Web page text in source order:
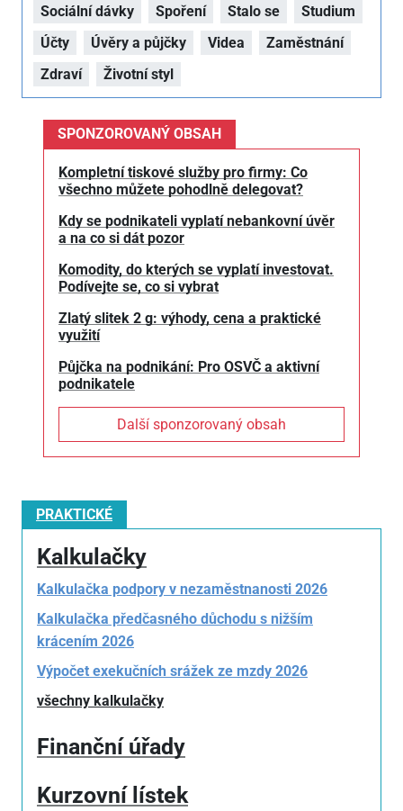
Sociální dávky Spoření Stalo se
Studium
Účty
Úvěry a půjčky Videa
Zaměstnání
Zdraví
Životní styl
SPONZOROVANÝ OBSAH
Kompletní tiskové služby pro firmy: Co
všechno můžete pohodlně delegovat?
Kdy se podnikateli vyplatí nebankovní úvěr
a na co si dát pozor
Komodity, do kterých se vyplatí investovat.
Podívejte se, co si vybrat
Zlatý slitek 2 g: výhody, cena a praktické
využití
Půjčka na podnikání: Pro OSVČ a aktivní
podnikatele
Další sponzorovaný obsah
PRAKTICKÉ
Kalkulačky
Kalkulačka podpory v nezaměstnanosti 2026
Kalkulačka předčasného důchodu s nižším
krácením 2026
Výpočet exekučních srážek ze mzdy 2026
všechny kalkulačky
Finanční úřady
Kurzovní lístek